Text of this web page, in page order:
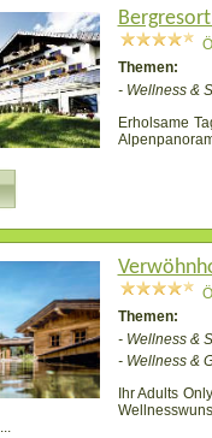
Bergresort
Themen:
- Wellness &
Erholsame
Themen:
- Wellness &
- Wellness &
Ihr Adults
...